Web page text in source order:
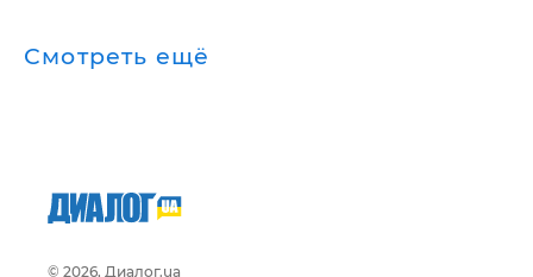
Смотреть ещё
© 2026, Диалог.ua